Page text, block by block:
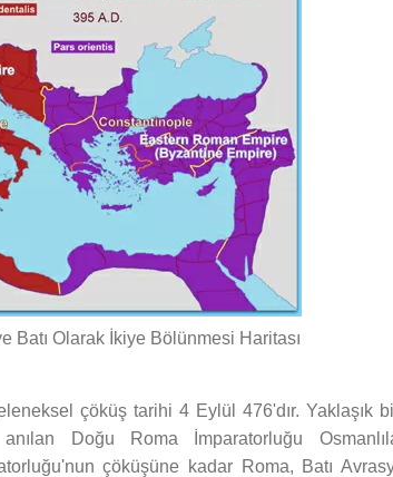
Batı Olarak İkiye Bölünmesi Haritası
çöküş tarihi 4 Eylül 476'dır. Yaklaşık
Doğu Roma İmparatorluğu
çöküşüne kadar Roma, Batı